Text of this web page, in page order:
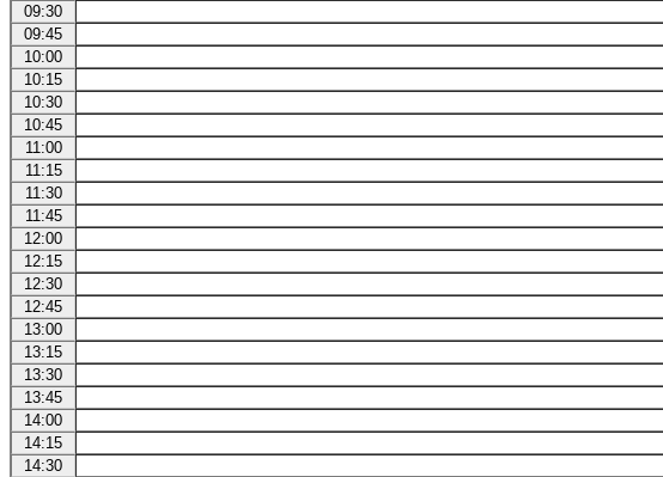
09:30
09:45
10:00
10:15
10:30
10:45
11:00
11:15
11:30
11:45
12:00
12:15
12:30
12:45
13:00
13:15
13:30
13:45
14:00
14:15
14:30